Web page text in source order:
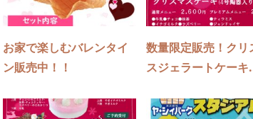
お家で楽しむバレンタイ
ン販売中！！
数量限定販売！クリ
スジェラートケーキ